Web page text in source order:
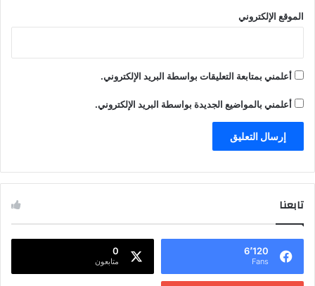
الموقع الإلكتروني
أعلمني بمتابعة التعليقات بواسطة البريد الإلكتروني.
أعلمني بالمواضيع الجديدة بواسطة البريد الإلكتروني.
تابعنا
6٬120
Fans
0
متابعون